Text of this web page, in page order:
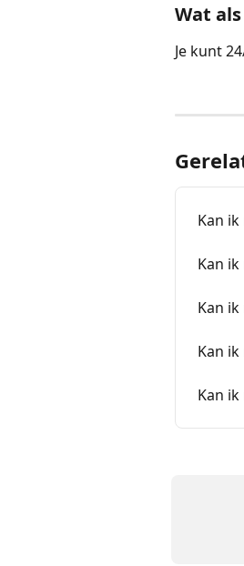
Wat
Je kunt
Kan
Kan
Kan
Kan
Kan